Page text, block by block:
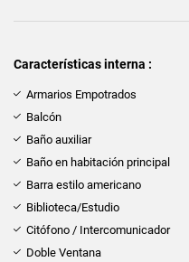
Características interna :
Armarios Empotrados
Balcón
Baño auxiliar
Baño en habitación principal
Barra estilo americano
Biblioteca/Estudio
Citófono / Intercomunicador
Doble Ventana